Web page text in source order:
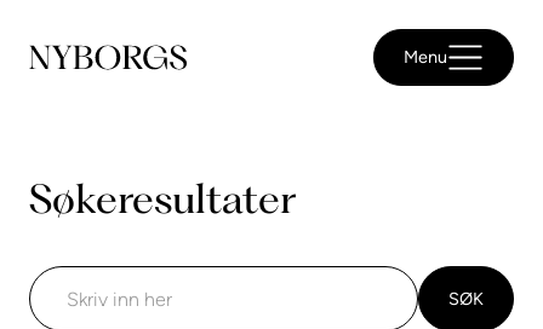
Menu
Søkeresultater